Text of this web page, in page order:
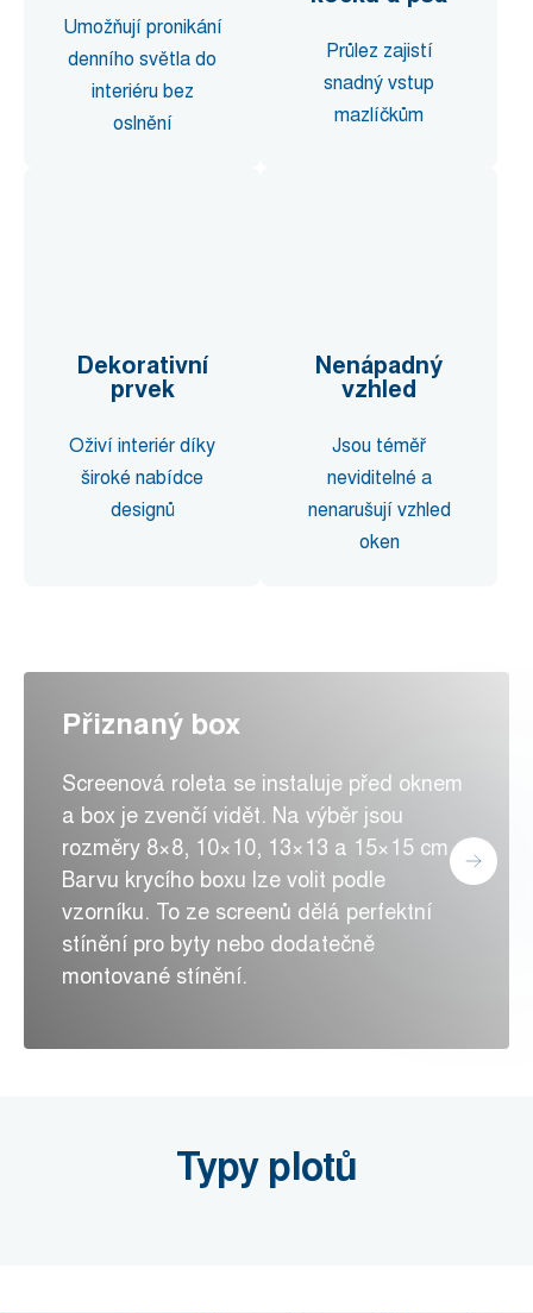
Umožňují pronikání
denního světla do
interiéru bez
oslnění
Průlez zajistí
snadný vstup
mazlíčkům
Dekorativní
prvek
Oživí interiér díky
široké nabídce
designů
Nenápadný
vzhled
Jsou téměř
neviditelné a
nenarušují vzhled
oken
Přiznaný box
Screenová roleta se instaluje před oknem
a box je zvenčí vidět. Na výběr jsou
rozměry 8×8, 10×10, 13×13 a 15×15 cm.
Barvu krycího boxu lze volit podle
vzorníku. To ze screenů dělá perfektní
stínění pro byty nebo dodatečně
montované stínění.
Typy plotů